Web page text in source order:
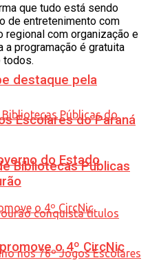
destaque pela
Escolares do Paraná
do Estado
que tudo está sendo
de entretenimento com
regional com organização e
a programação é gratuita
todos.
Bibliotecas Públicas
o 4º CircNic